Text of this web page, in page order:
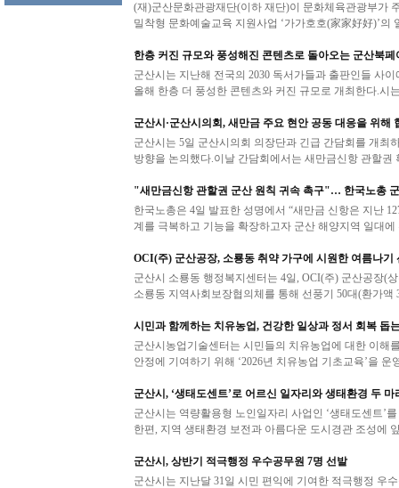
(재)군산문화관광재단(이하 재단)이 문화체육관광부가
밀착형 문화예술교육 지원사업 ‘가가호호(家家好好)’의
한층 커진 규모와 풍성해진 콘텐츠로 돌아오는 군산북페
군산시는 지난해 전국의 2030 독서가들과 출판인들 사
올해 한층 더 풍성한 콘텐츠와 커진 규모로 개최한다.시
군산시·군산시의회, 새만금 주요 현안 공동 대응을 위해
군산시는 5일 군산시의회 의장단과 긴급 간담회를 개최
방향을 논의했다.이날 간담회에서는 새만금신항 관할권
"새만금신항 관할권 군산 원칙 귀속 촉구"… 한국노총
한국노총은 4일 발표한 성명에서 “새만금 신항은 지난
계를 극복하고 기능을 확장하고자 군산 해양지역 일대
OCI(주) 군산공장, 소룡동 취약 가구에 시원한 여름나기
군산시 소룡동 행정복지센터는 4일, OCI(주) 군산공장(
소룡동 지역사회보장협의체를 통해 선풍기 50대(환가액
시민과 함께하는 치유농업, 건강한 일상과 정서 회복 돕
군산시농업기술센터는 시민들의 치유농업에 대한 이해
안정에 기여하기 위해 ‘2026년 치유농업 기초교육’을 운
군산시, ‘생태도센트’로 어르신 일자리와 생태환경 두 마
군산시는 역량활용형 노인일자리 사업인 ‘생태도센트’
한편, 지역 생태환경 보전과 아름다운 도시경관 조성에
군산시, 상반기 적극행정 우수공무원 7명 선발
군산시는 지난달 31일 시민 편익에 기여한 적극행정 우